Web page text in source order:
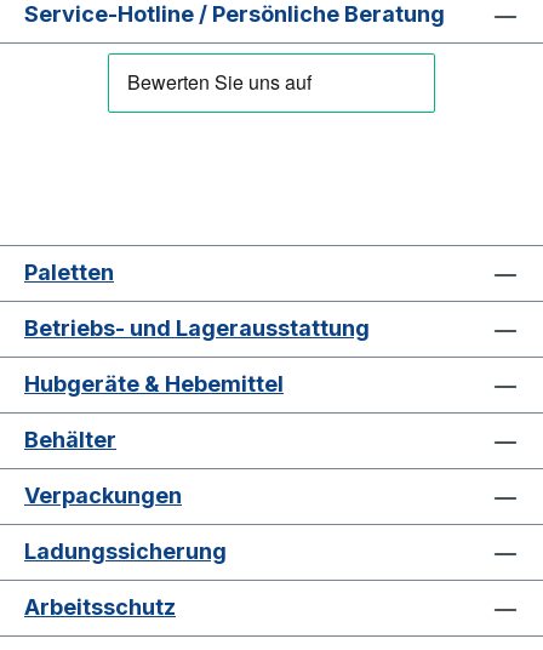
Service-Hotline / Persönliche Beratung
Paletten
Betriebs- und Lagerausstattung
Hubgeräte & Hebemittel
Behälter
Verpackungen
Ladungssicherung
Arbeitsschutz